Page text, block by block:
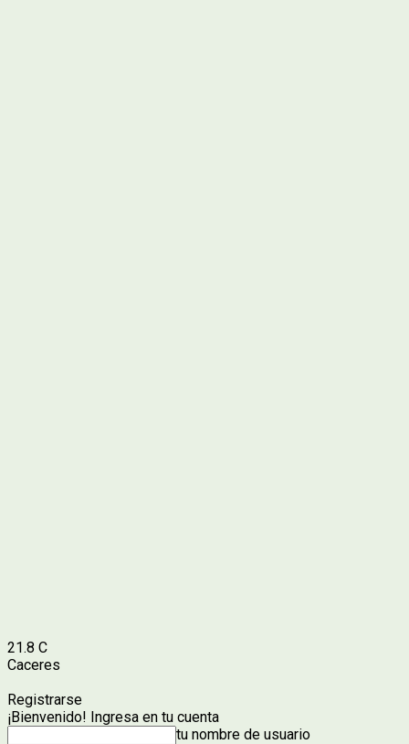
21.8 C
Caceres
Registrarse
¡Bienvenido! Ingresa en tu cuenta
tu nombre de usuario